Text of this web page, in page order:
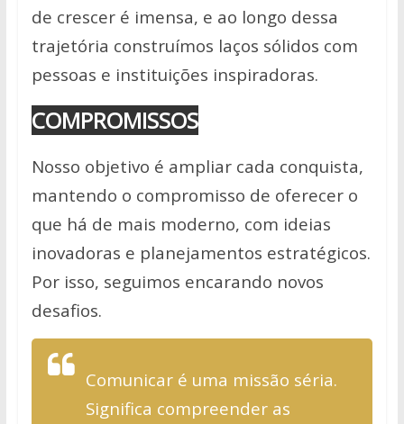
de crescer é imensa, e ao longo dessa
trajetória construímos laços sólidos com
pessoas e instituições inspiradoras.
COMPROMISSOS
Nosso objetivo é ampliar cada conquista,
mantendo o compromisso de oferecer o
que há de mais moderno, com ideias
inovadoras e planejamentos estratégicos.
Por isso, seguimos encarando novos
desafios.
Comunicar é uma missão séria.
Significa compreender as